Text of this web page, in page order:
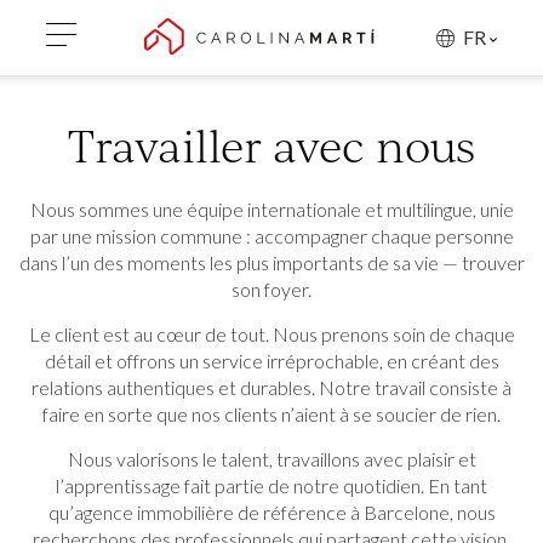
FR
Travailler avec nous
Nous sommes une équipe internationale et multilingue, unie
par une mission commune : accompagner chaque personne
dans l’un des moments les plus importants de sa vie — trouver
son foyer.
Le client est au cœur de tout. Nous prenons soin de chaque
détail et offrons un service irréprochable, en créant des
relations authentiques et durables. Notre travail consiste à
faire en sorte que nos clients n’aient à se soucier de rien.
Nous valorisons le talent, travaillons avec plaisir et
l’apprentissage fait partie de notre quotidien. En tant
qu’agence immobilière de référence à Barcelone, nous
Modifier les cookies